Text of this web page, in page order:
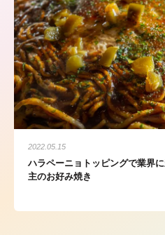
2022.05.15
ハラペーニョトッピングで業界
主のお好み焼き